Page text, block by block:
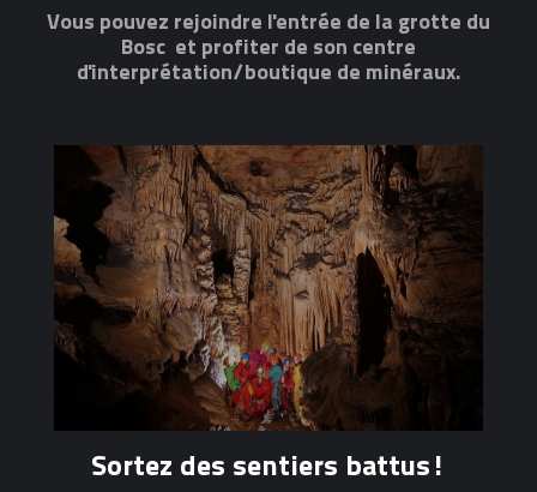
Vous pouvez rejoindre l'entrée de la grotte du
Bosc et profiter de son centre
d'interprétation/boutique de minéraux.
Sortez des sentiers battus!